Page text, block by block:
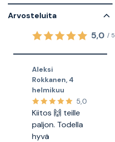
Arvosteluita
5,0 / 5
Aleksi
Rokkanen 4
helmikuu
5,0
Kiitos 🙌 teille
paljon. Todella
hyvä